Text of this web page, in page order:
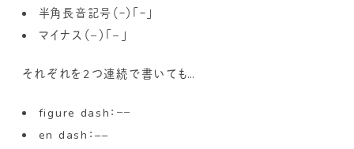
半角長音記号（ｰ）「ｰ」
マイナス（−）「−」
それぞれを2つ連続で書いても…
figure dash：‒‒
en dash：––